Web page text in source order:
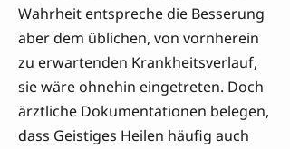
Wahrheit entspreche die Besserung
aber dem üblichen, von vornherein
zu erwartenden Krankheitsverlauf,
sie wäre ohnehin eingetreten. Doch
ärztliche Dokumentationen belegen,
dass Geistiges Heilen häufig auch